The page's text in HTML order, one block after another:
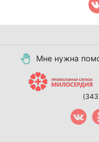
Мне нужна